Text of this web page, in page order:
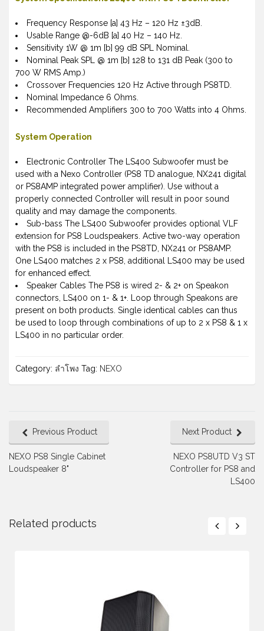
Frequency Response [a] 43 Hz – 120 Hz ±3dB.
Usable Range @-6dB [a] 40 Hz – 140 Hz.
Sensitivity 1W @ 1m [b] 99 dB SPL Nominal.
Nominal Peak SPL @ 1m [b] 128 to 131 dB Peak (300 to
700 W RMS Amp.)
Crossover Frequencies 120 Hz Active through PS8TD.
Nominal Impedance 6 Ohms.
Recommended Amplifiers 300 to 700 Watts into 4 Ohms.
System Operation
Electronic Controller The LS400 Subwoofer must be
used with a Nexo Controller (PS8 TD analogue, NX241 digital
or PS8AMP integrated power amplifier). Use without a
properly connected Controller will result in poor sound
quality and may damage the components.
Sub-bass The LS400 Subwoofer provides optional VLF
extension for PS8 Loudspeakers. Active two-way operation
with the PS8 is included in the PS8TD, NX241 or PS8AMP.
One LS400 matches 2 x PS8, additional LS400 may be used
for enhanced effect.
Speaker Cables The PS8 is wired 2- & 2+ on Speakon
connectors, LS400 on 1- & 1+. Loop through Speakons are
present on both products. Single identical cables can thus
be used to loop through combinations of up to 2 x PS8 & 1 x
LS400 in no particular order.
Category: ลำโพง Tag: NEXO
Previous Product
NEXO PS8 Single Cabinet
Loudspeaker 8"
Next Product
NEXO PS8UTD V3 ST
Controller for PS8 and
LS400
Related products